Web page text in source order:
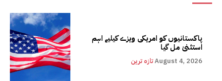
پاکستانیوں کو امریکی ویزے کیلیے اہم
استثنیٰ مل گیا
تازہ ترینAugust 4, 2026